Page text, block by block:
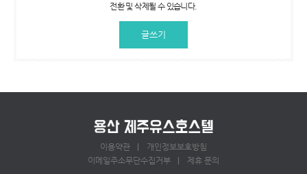
전환 및 삭제될 수 있습니다.
글쓰기
이용약관
개인정보보호방침
이메일주소무단수집거부
제휴 문의